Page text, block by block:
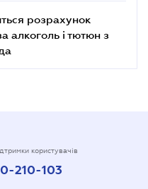
розрахунок
алкоголь і тютюн з
користувачів
210-103